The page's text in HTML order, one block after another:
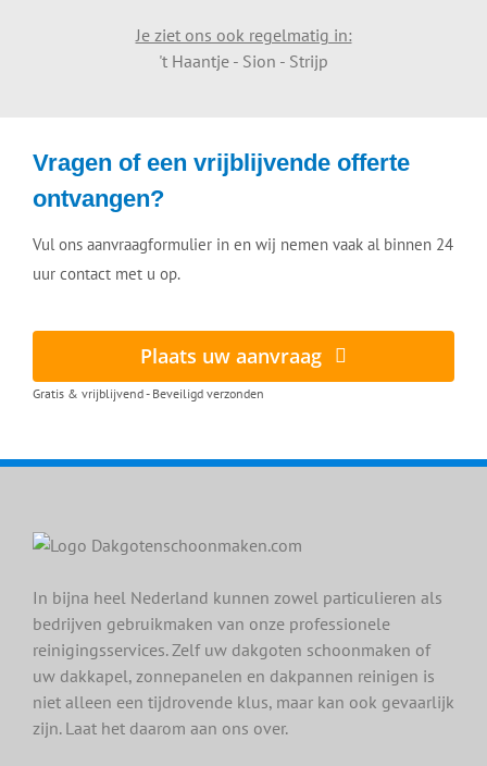
Je ziet ons ook regelmatig in:
't Haantje - Sion - Strijp
Vragen of een vrijblijvende offerte
ontvangen?
Vul ons aanvraagformulier in en wij nemen vaak al binnen 24
uur contact met u op.
Plaats uw aanvraag
Gratis & vrijblijvend - Beveiligd verzonden
In bijna heel Nederland kunnen zowel particulieren als
bedrijven gebruikmaken van onze professionele
reinigingsservices. Zelf uw dakgoten schoonmaken of
uw dakkapel, zonnepanelen en dakpannen reinigen is
niet alleen een tijdrovende klus, maar kan ook gevaarlijk
zijn. Laat het daarom aan ons over.